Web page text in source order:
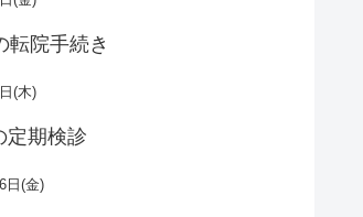
転院手続き
(木)
定期検診
日(金)